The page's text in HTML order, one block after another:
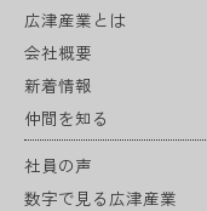
広津産業とは
会社概要
新着情報
仲間を知る
社員の声
数字で見る広津産業